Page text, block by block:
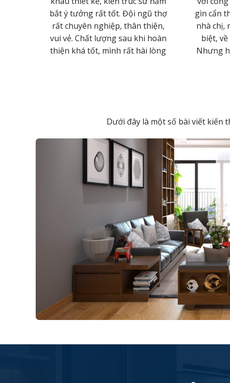
bắt ý tưởng rất tốt. Đội ngũ thợ
rất chuyên nghiệp, thân thiện,
vui vẻ. Chất lượng sau khi hoàn
thiện khá tốt, mình rất hài lòng
gìn cẩn
nhà chị,
biệt,
Nhưng
Dưới đây là một số bài viết kiến